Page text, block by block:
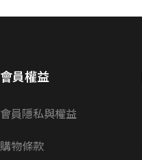
會員權益
會員隱私與權益
購物條款